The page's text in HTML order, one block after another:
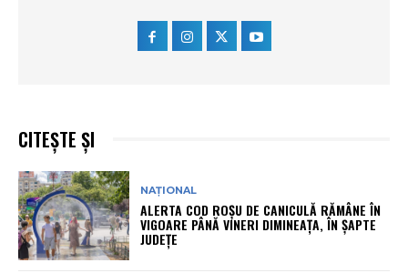
CITEȘTE ȘI
NAȚIONAL
ALERTA COD ROȘU DE CANICULĂ RĂMÂNE ÎN
VIGOARE PÂNĂ VINERI DIMINEAȚA, ÎN ȘAPTE
JUDEȚE